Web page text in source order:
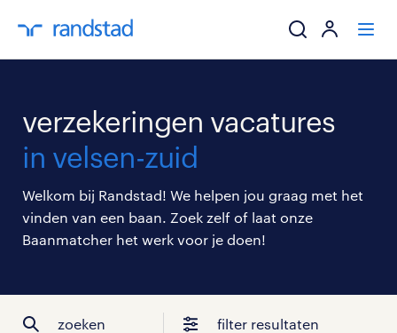
mijn carrière
over randstad
verzekeringen vacatures
in velsen-zuid
Welkom bij Randstad! We helpen jou graag met het
vinden van een baan. Zoek zelf of laat onze
Baanmatcher het werk voor je doen!
zoeken filter resultaten